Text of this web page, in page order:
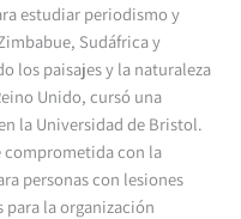
estudiar periodismo y
Sudáfrica y
los paisajes y la naturaleza
Unido, cursó una
la Universidad de Bristol.
comprometida con la
personas con lesiones
para la organización